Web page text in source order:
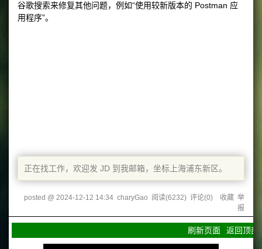
谷歌搜索来修复其他问题，例如“使用较新版本的 Postman 应
用程序”。
正在找工作，欢迎发 JD 到我邮箱，坐标上海浦东新区。
posted @ 2024-12-12 14:34 charyGao 阅读(6232) 评论(0) 收藏 举
报
刷新页面 返回顶部